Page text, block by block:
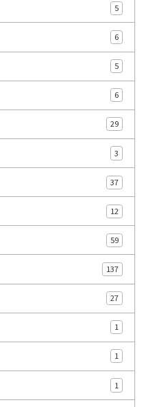
5
6
5
6
29
3
37
12
59
137
27
1
1
1